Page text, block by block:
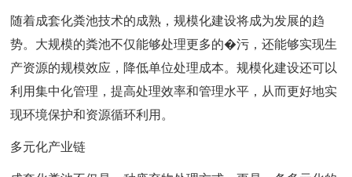
随着成套化粪池技术的成熟，规模化建设将成为发展的趋
势。大规模的粪池不仅能够处理更多的�污，还能够实现生
产资源的规模效应，降低单位处理成本。规模化建设还可以
利用集中化管理，提高处理效率和管理水平，从而更好地实
现环境保护和资源循环利用。
多元化产业链